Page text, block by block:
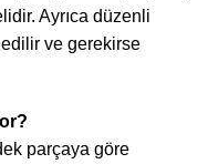
Ayrıca düzenli
edilir ve gerekirse
parçaya göre